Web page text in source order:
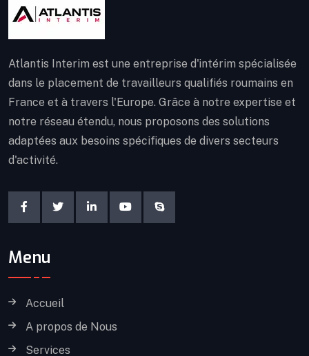
Atlantis Interim est une entreprise d'intérim spécialisée
dans le placement de travailleurs qualifiés roumains en
France et à travers l'Europe. Grâce à notre expertise et
notre réseau étendu, nous proposons des solutions
adaptées aux besoins spécifiques de divers secteurs
d'activité.
Menu
Accueil
A propos de Nous
Services